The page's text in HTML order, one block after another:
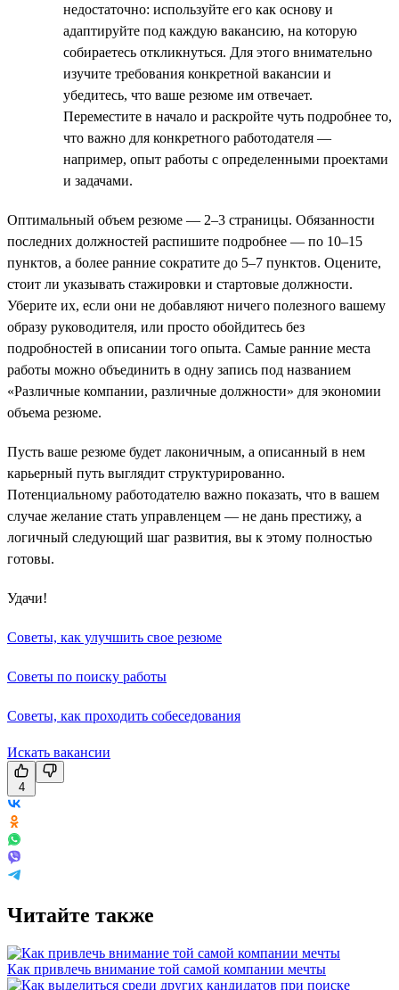
недостаточно: используйте его как основу и
адаптируйте под каждую вакансию, на которую
собираетесь откликнуться. Для этого внимательно
изучите требования конкретной вакансии и
убедитесь, что ваше резюме им отвечает.
Переместите в начало и раскройте чуть подробнее то,
что важно для конкретного работодателя —
например, опыт работы с определенными проектами
и задачами.
Оптимальный объем резюме — 2–3 страницы. Обязанности
последних должностей распишите подробнее — по 10–15
пунктов, а более ранние сократите до 5–7 пунктов. Оцените,
стоит ли указывать стажировки и стартовые должности.
Уберите их, если они не добавляют ничего полезного вашему
образу руководителя, или просто обойдитесь без
подробностей в описании того опыта. Самые ранние места
работы можно объединить в одну запись под названием
«Различные компании, различные должности» для экономии
объема резюме.
Пусть ваше резюме будет лаконичным, а описанный в нем
карьерный путь выглядит структурированно.
Потенциальному работодателю важно показать, что в вашем
случае желание стать управленцем — не дань престижу, а
логичный следующий шаг развития, вы к этому полностью
готовы.
Удачи!
Советы, как улучшить свое резюме
Советы по поиску работы
Советы, как проходить собеседования
Искать вакансии
4
Читайте также
Как привлечь внимание той самой компании мечты